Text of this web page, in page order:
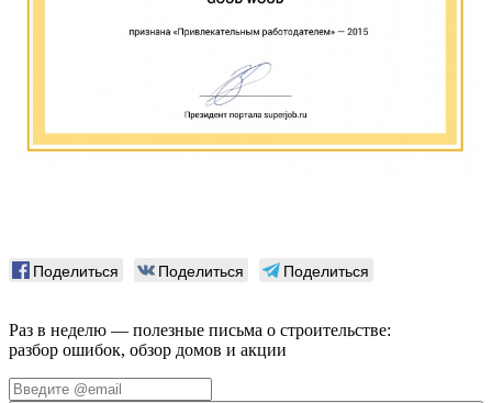
Поделиться Поделиться Поделиться
Раз в неделю — полезные письма о строительстве:
разбор ошибок, обзор домов и акции